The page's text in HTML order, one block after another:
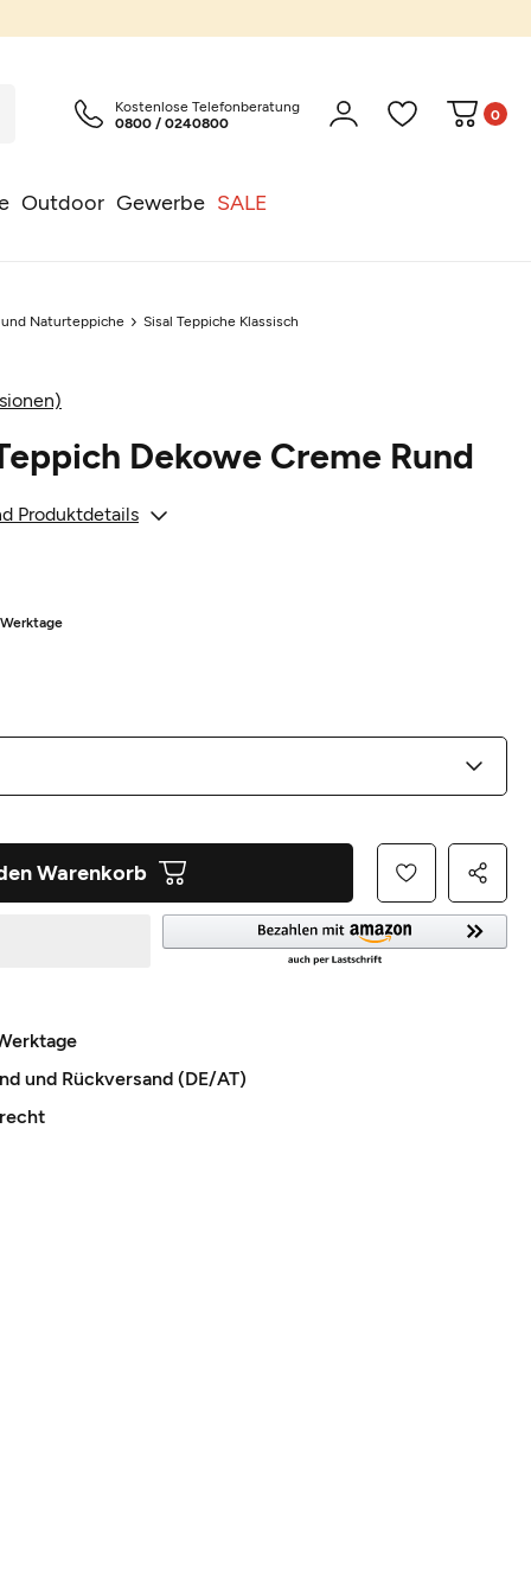
Outdoor Gewerbe SALE
Kostenlose Telefonberatung
0800 / 0240800
0
und Naturteppiche Sisal Teppiche Klassisch
Dekowe Creme Rund
Produktdetails
Warenkorb
und Rückversand (DE/AT)